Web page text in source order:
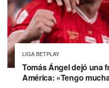
LIGA BETPLAY
Tomás Ángel dejó una
América: «Tengo